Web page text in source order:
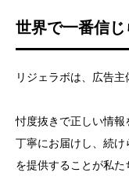
世界で一番信
リジェラボは、広告主
忖度抜きで正しい情
丁寧にお届けし、続
を提供することが私た